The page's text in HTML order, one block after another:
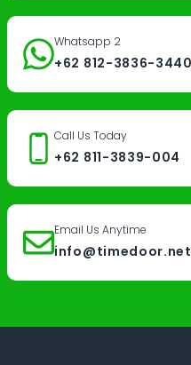
Whatsapp 2
+62 812-3836-3440
Call Us Today
+62 811-3839-004
Email Us Anytime
info@timedoor.net